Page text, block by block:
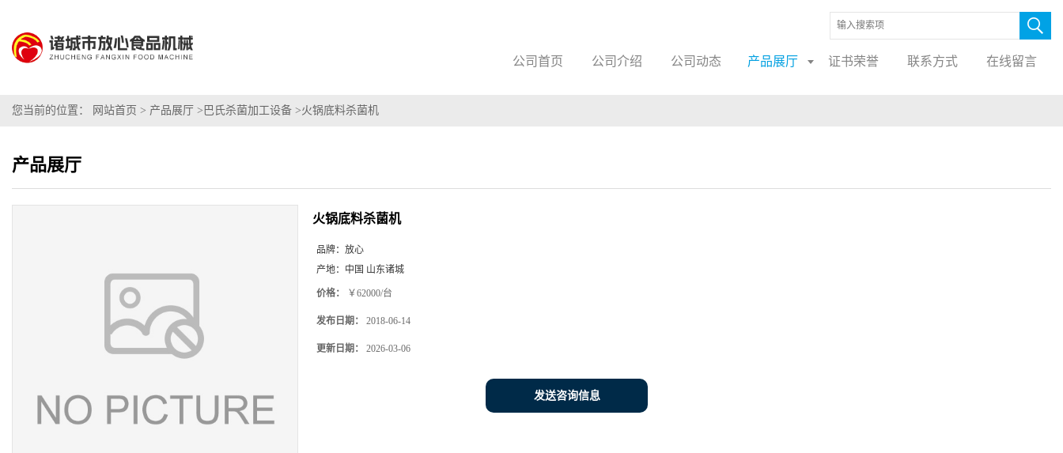
公司首页 公司介绍 公司动态 产品展厅 证书荣誉 联系方式 在线留言
您当前的位置： 网站首页 > 产品展厅 > 巴氏杀菌加工设备 >火锅底料杀菌机
产品展厅
火锅底料杀菌机
品牌： 放心
产地： 中国 山东诸城
价格： ￥62000/台
发布日期： 2018-06-14
更新日期： 2026-03-06
发送咨询信息